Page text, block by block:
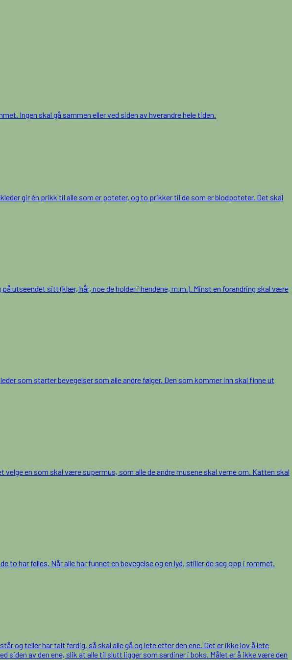
Ingen skal gå sammen eller ved siden av hverandre hele tiden.
gir én prikk til alle som er poteter, og to prikker til de som er blodpoteter. Det skal
utseendet sitt (klær, hår, noe de holder i hendene, m.m.). Minst en forandring skal være
som starter bevegelser som alle andre følger. Den som kommer inn skal finne ut
en som skal være supermus, som alle de andre musene skal verne om. Katten skal
to har felles. Når alle har funnet en bevegelse og en lyd, stiller de seg opp i rommet.
og teller har talt ferdig, så skal alle gå og lete etter den ene. Det er ikke lov å lete
siden av den ene, slik at alle til slutt ligger som sardiner i boks. Målet er å ikke være den